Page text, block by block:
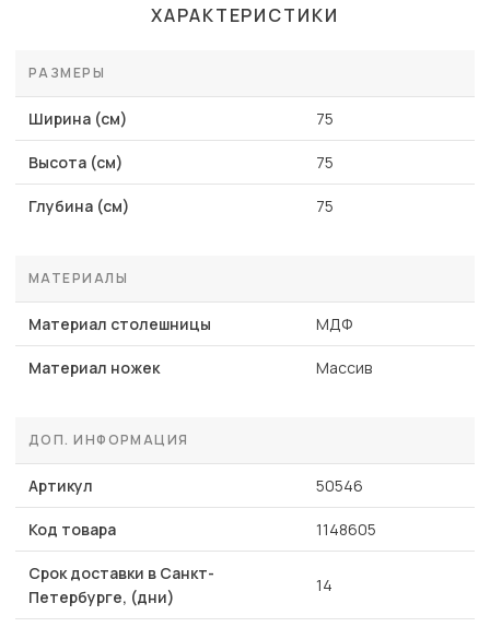
ХАРАКТЕРИСТИКИ
РАЗМЕРЫ
Ширина (см) 75
Высота (см) 75
Глубина (см) 75
МАТЕРИАЛЫ
Материал столешницы МДФ
Материал ножек Массив
ДОП. ИНФОРМАЦИЯ
Артикул 50546
Код товара 1148605
Срок доставки в Санкт-
Петербурге, (дни)
14